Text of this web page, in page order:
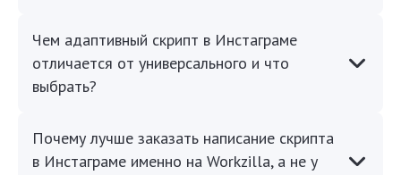
Чем адаптивный скрипт в Инстаграме
отличается от универсального и что
выбрать?
Почему лучше заказать написание скрипта
в Инстаграме именно на Workzilla, а не у